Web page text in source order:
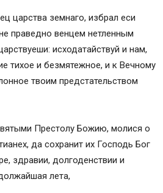
царства земнаго, избрал еси
праведно венцем нетленным
исходатайствуй и нам,
тихое и безмятежное, и к Вечному
твоим предстательством
Престолу Божию, молися о
да сохранит их Господь Бог
здравии, долгоденствии и
лета,